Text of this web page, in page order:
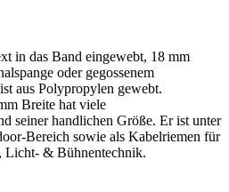
in das Band eingewebt, 18 mm
oder gegossenem
aus Polypropylen gewebt.
Breite hat viele
seiner handlichen Größe. Er ist unter
Bereich sowie als Kabelriemen für
Licht- & Bühnentechnik.